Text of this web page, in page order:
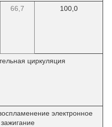
66,7 100,0
циркуляция
электронное
зажигание